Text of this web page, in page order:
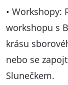
• Workshopy:
workshopu s
krásu
nebo se
Slunečkem.